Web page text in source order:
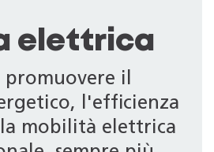
elettrica
il
l'efficienza
mobilità elettrica